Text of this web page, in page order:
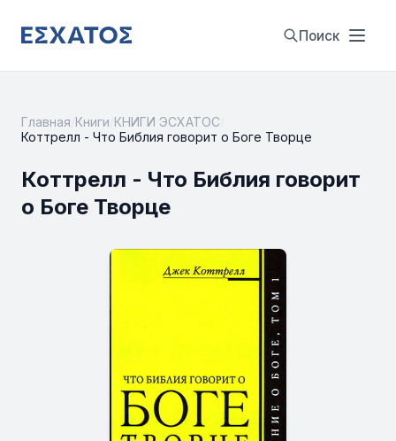
Поиск
Главная Книги КНИГИ ЭСХАТОС
Коттрелл - Что Библия говорит о Боге Творце
Коттрелл - Что Библия говорит
о Боге Творце